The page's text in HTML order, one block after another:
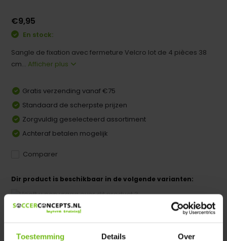
Toestemming Details Over
€9,95
En stock:
Sangle de fixation avec fermeture Velcro lot de 4 pièces 38
cm... Afficher plus
Gratis verzending vanaf €75
Standaard de scherpste prijzen
Zorgvuldig geselecteerd assortiment
Achteraf betalen mogelijk
Comparer
Dir product is beschikbaar in de volgende varianten:
Heeft u een vraag over dit product ?
Verstuur email